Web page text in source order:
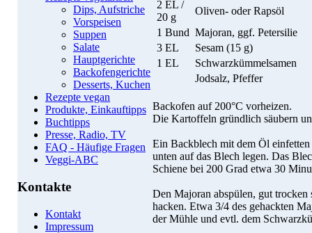
Dips, Aufstriche
Vorspeisen
Suppen
Salate
Hauptgerichte
Backofengerichte
Desserts, Kuchen
Rezepte vegan
Produkte, Einkauftipps
Buchtipps
Presse, Radio, TV
FAQ - Häufige Fragen
Veggi-ABC
Kontakte
Kontakt
Impressum
2 EL /
20 g
Oliven- oder Rapsöl
1 Bund Majoran, ggf. Petersilie
3 EL
Sesam (15 g)
1 EL
Schwarzkümmelsamen
Jodsalz, Pfeffer
Backofen auf 200°C vorheizen.
Die Kartoffeln gründlich säubern
Ein Backblech mit dem Öl
unten auf das Blech legen. Das
Schiene bei 200 Grad etwa 30
Den Majoran abspülen, gut
hacken. Etwa 3/4 des gehackten
der Mühle und evtl. dem